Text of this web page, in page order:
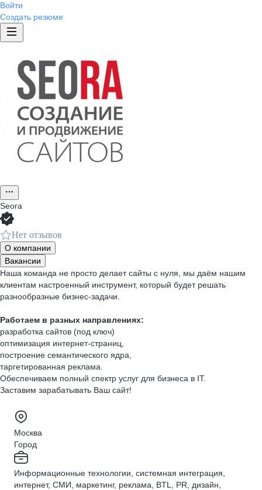
Войти
Создать резюме
Seora
Нет отзывов
О компании
Вакансии
Наша команда не просто делает сайты с нуля, мы даём нашим
клиентам настроенный инструмент, который будет решать
разнообразные бизнес-задачи.
Работаем в разных направлениях:
разработка сайтов (под ключ)
оптимизация интернет-страниц,
построение семантического ядра,
таргетированная реклама.
Обеспечиваем полный спектр услуг для бизнеса в IT.
Заставим зарабатывать Ваш сайт!
Москва
Город
Информационные технологии, системная интеграция,
интернет, СМИ, маркетинг, реклама, BTL, PR, дизайн,